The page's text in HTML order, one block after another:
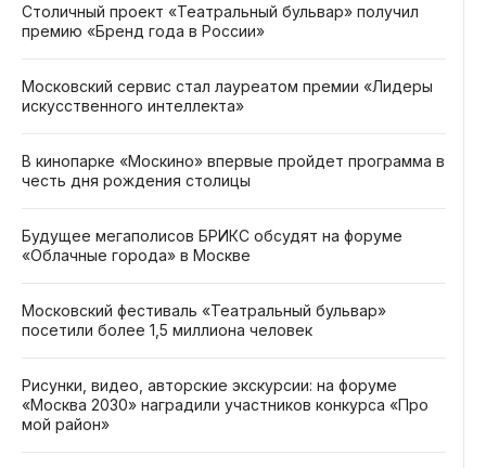
Столичный проект «Театральный бульвар» получил
премию «Бренд года в России»
Московский сервис стал лауреатом премии «Лидеры
искусственного интеллекта»
В кинопарке «Москино» впервые пройдет программа в
честь дня рождения столицы
Будущее мегаполисов БРИКС обсудят на форуме
«Облачные города» в Москве
Московский фестиваль «Театральный бульвар»
посетили более 1,5 миллиона человек
Рисунки, видео, авторские экскурсии: на форуме
«Москва 2030» наградили участников конкурса «Про
мой район»